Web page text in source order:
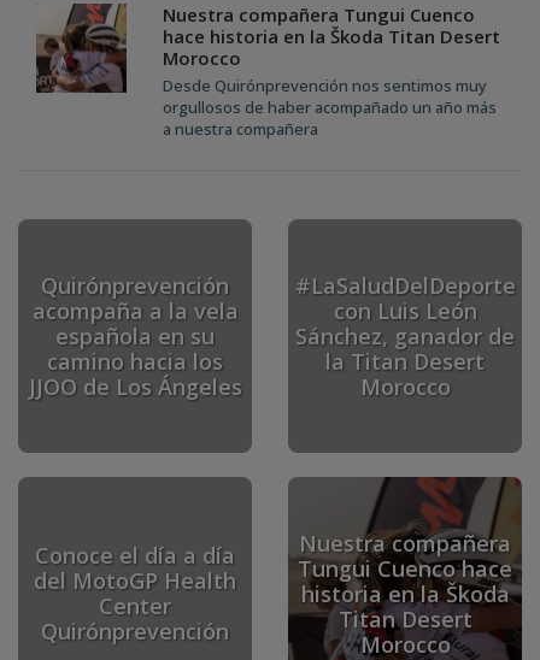
Nuestra compañera Tungui Cuenco
hace historia en la Škoda Titan Desert
Morocco
Desde Quirónprevención nos sentimos muy
orgullosos de haber acompañado un año más
a nuestra compañera
Quirónprevención
acompaña a la vela
española en su
camino hacia los
JJOO de Los Ángeles
#LaSaludDelDeporte
con Luis León
Sánchez, ganador de
la Titan Desert
Morocco
Conoce el día a día
del MotoGP Health
Center
Quirónprevención
Nuestra compañera
Tungui Cuenco hace
historia en la Škoda
Titan Desert
Morocco